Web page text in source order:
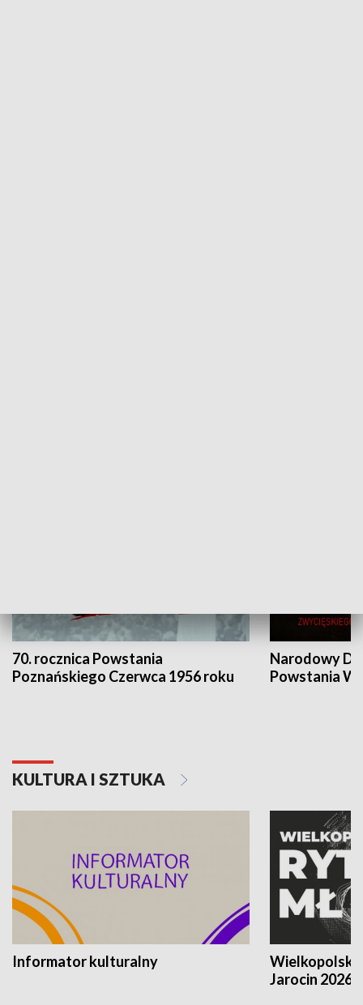
70. rocznica Powstania
Poznańskiego Czerwca 1956 roku
Narodowy
Powstania
KULTURA I SZTUKA
Informator kulturalny
Jarocin 2026